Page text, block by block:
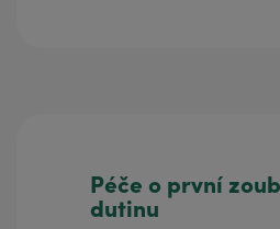
Péče o první
dutinu